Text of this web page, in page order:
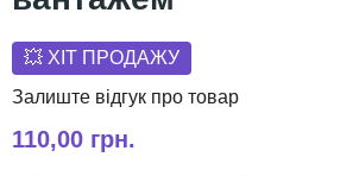
💥 ХІТ ПРОДАЖУ
110,00 грн.